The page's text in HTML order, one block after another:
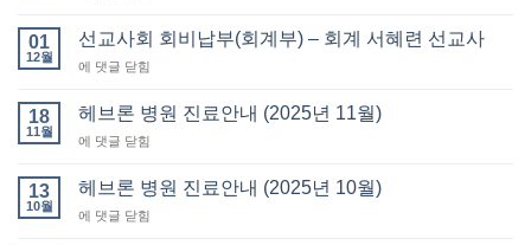
사
회
회
필
서
발
급
01
12월
선교사회 회비납부(회계부) – 회계 서혜련 선교사
선
사
회
회
납
(회
에 댓글 닫힘
18
11월
헤브론 병원 진료안내 (2025년 11월)
헤
론
병
원
에 댓글 닫힘
13
10월
헤브론 병원 진료안내 (2025년 10월)
헤
에 댓글 닫힘